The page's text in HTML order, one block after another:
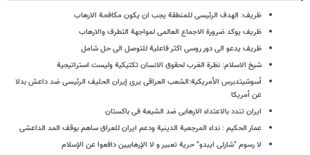
ظریف: الهدف الرئیسی للمنطقة یجب ان یکون مکافحة الارهاب
ظریف یوکد ضرورة الاجماع العالمی لمواجهة التطرف والارهاب
ظریف یدعو الی دور روسی اکثر فاعلیة للتوصل الی حل شامل
شیخ الاسلام: نظرة الغرب لحقوق الانسان تکتیکیة ولیست استراتیجیة
أسوشیتدبرس الأمریکیة:الشعب العراقی یری إیران الحلیف الرئیسی ضد داعش بدلا
عن أمریکا
ایران تندد بالاعتداء الارهابی ضد الشیعة فی باکستان
عمار الحکیم : نداء المرجعیة الدینیة ودعم ایران للعراق ساهم بوقف المد الداعشی
لا رسوم "شارلی ایبدو" حریة تعبیر و لا الإرهابیین دافعوا عن الإسلام